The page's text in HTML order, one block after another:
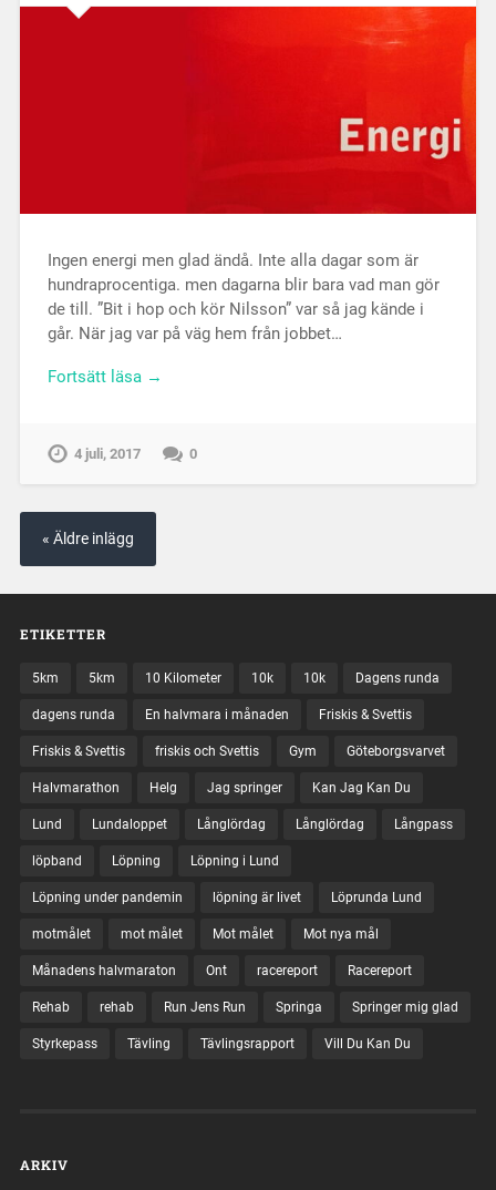
Ingen energi men glad ändå. Inte alla dagar som är
hundraprocentiga. men dagarna blir bara vad man gör
de till. ”Bit i hop och kör Nilsson” var så jag kände i
går. När jag var på väg hem från jobbet…
Fortsätt läsa →
4 juli, 2017 0
« Äldre inlägg
ETIKETTER
5km 5km 10 Kilometer 10k 10k Dagens runda
dagens runda En halvmara i månaden Friskis & Svettis
Friskis & Svettis friskis och Svettis Gym Göteborgsvarvet
Halvmarathon Helg Jag springer Kan Jag Kan Du
Lund Lundaloppet Långlördag Långlördag Långpass
löpband Löpning Löpning i Lund
Löpning under pandemin löpning är livet Löprunda Lund
motmålet mot målet Mot målet Mot nya mål
Månadens halvmaraton Ont racereport Racereport
Rehab rehab Run Jens Run Springa Springer mig glad
Styrkepass Tävling Tävlingsrapport Vill Du Kan Du
ARKIV